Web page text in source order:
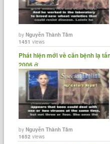
byNguyễn Thành Tâm
1451 views
Phát hiện mới về căn bệnh lạ
2006 ở......
byNguyễn Thành Tâm
1652 views